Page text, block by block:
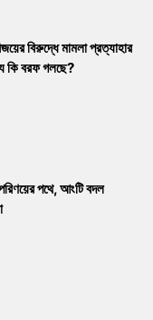
বিরুদ্ধে মামলা প্রত্যাহার
কি বরফ গলছে?
পথে, আংটি বদল